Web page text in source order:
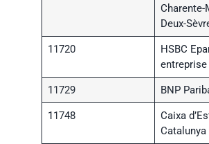
Deux-
11720
HSBC
entreprise
11729 BNP
11748
Caixa
Catalunya